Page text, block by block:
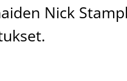
Nick